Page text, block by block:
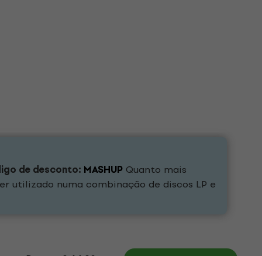
de desconto: MASHUP Quanto mais
utilizado numa combinação de discos LP e